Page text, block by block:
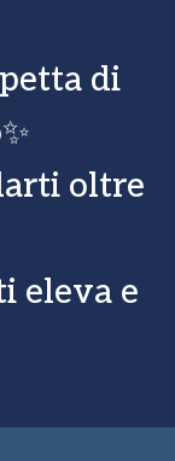
di
oltre
eleva e